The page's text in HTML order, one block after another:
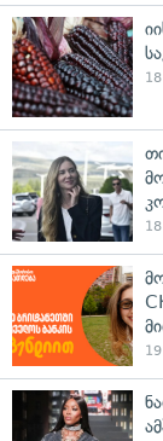
18
18
19